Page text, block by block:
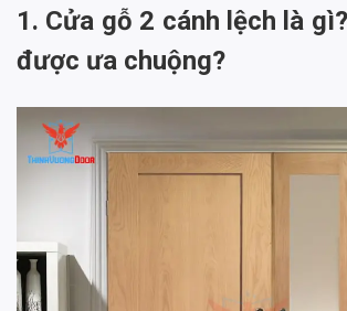
1. Cửa gỗ 2 cánh lệch là
được ưa chuộng?